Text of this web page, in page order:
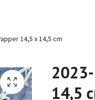
14,5 x 14,5 cm
14,5